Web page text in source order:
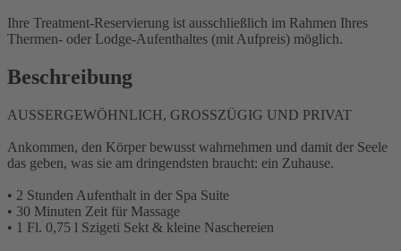
Ihre Treatment-Reservierung ist ausschließlich im Rahmen Ihres
Thermen- oder Lodge-Aufenthaltes (mit Aufpreis) möglich.
Beschreibung
AUSSERGEWÖHNLICH, GROSSZÜGIG UND PRIVAT
Ankommen, den Körper bewusst wahrnehmen und damit der Seele
das geben, was sie am dringendsten braucht: ein Zuhause.
• 2 Stunden Aufenthalt in der Spa Suite
• 30 Minuten Zeit für Massage
• 1 Fl. 0,75 l Szigeti Sekt & kleine Naschereien